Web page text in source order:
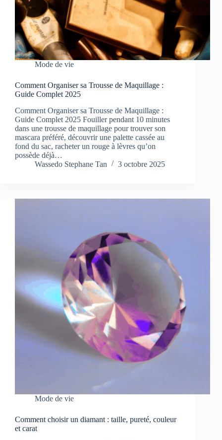
Mode de vie
Comment Organiser sa Trousse de Maquillage :
Guide Complet 2025
Comment Organiser sa Trousse de Maquillage :
Guide Complet 2025 Fouiller pendant 10 minutes
dans une trousse de maquillage pour trouver son
mascara préféré, découvrir une palette cassée au
fond du sac, racheter un rouge à lèvres qu’on
possède déjà…
Wassedo Stephane Tan
3 octobre 2025
Mode de vie
Comment choisir un diamant : taille, pureté, couleur
et carat